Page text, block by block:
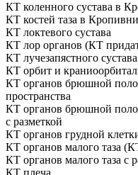
КТ коленного сустава в
КТ костей таза в
КТ локтевого сустава
КТ лор органов (КТ
КТ лучезапястного сустава
КТ орбит и
КТ органов брюшной
пространства
КТ органов брюшной
с разметкой
КТ органов грудной
КТ органов малого таза
КТ органов малого таза с